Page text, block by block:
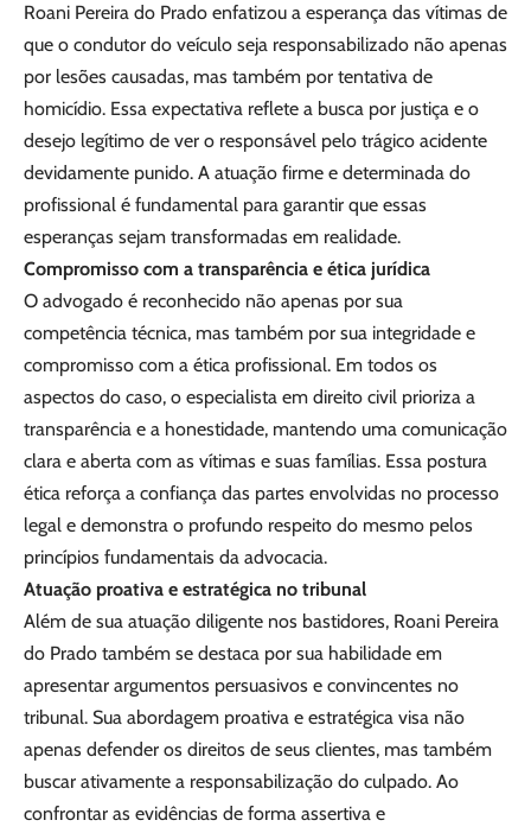
Roani Pereira do Prado enfatizou a esperança das vítimas de
que o condutor do veículo seja responsabilizado não apenas
por lesões causadas, mas também por tentativa de
homicídio. Essa expectativa reflete a busca por justiça e o
desejo legítimo de ver o responsável pelo trágico acidente
devidamente punido. A atuação firme e determinada do
profissional é fundamental para garantir que essas
esperanças sejam transformadas em realidade.
Compromisso com a transparência e ética jurídica
O advogado é reconhecido não apenas por sua
competência técnica, mas também por sua integridade e
compromisso com a ética profissional. Em todos os
aspectos do caso, o especialista em direito civil prioriza a
transparência e a honestidade, mantendo uma comunicação
clara e aberta com as vítimas e suas famílias. Essa postura
ética reforça a confiança das partes envolvidas no processo
legal e demonstra o profundo respeito do mesmo pelos
princípios fundamentais da advocacia.
Atuação proativa e estratégica no tribunal
Além de sua atuação diligente nos bastidores, Roani Pereira
do Prado também se destaca por sua habilidade em
apresentar argumentos persuasivos e convincentes no
tribunal. Sua abordagem proativa e estratégica visa não
apenas defender os direitos de seus clientes, mas também
buscar ativamente a responsabilização do culpado. Ao
confrontar as evidências de forma assertiva e